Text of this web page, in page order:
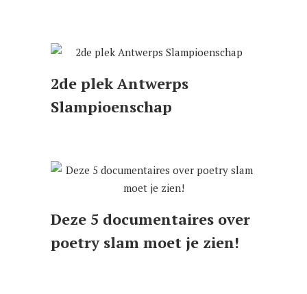
2de plek Antwerps
Slampioenschap
Deze 5 documentaires over
poetry slam moet je zien!